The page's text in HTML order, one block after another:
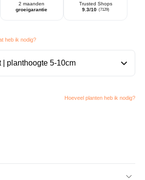
2 maanden
groeigarantie
Trusted Shops
9.3/10 (7129)
heb ik nodig?
Hoeveel planten heb ik nodig?